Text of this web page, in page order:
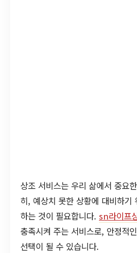
상조 서비스는 우리 삶에서 중요
히, 예상치 못한 상황에 대비하기
하는 것이 필요합니다. sn라이프
충족시켜 주는 서비스로, 안정적
선택이 될 수 있습니다.